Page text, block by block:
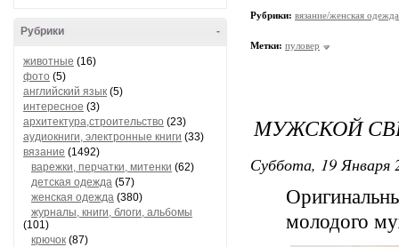
-
Рубрики
животные (16)
фото (5)
английский язык (5)
интересное (3)
архитектура,строительство (23)
аудиокниги, электронные книги (33)
вязание (1492)
варежки, перчатки, митенки (62)
детская одежда (57)
женская одежда (380)
журналы, книги, блоги, альбомы
(101)
крючок (87)
Рубрики: вязание/женская одежда
Метки: пуловер
МУЖСКОЙ
Суббота, 19 Января
молодого